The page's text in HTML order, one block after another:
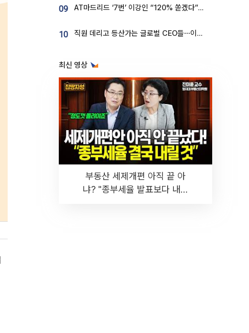
09 AT마드리드 ‘7번’ 이강인 “120% 쏟겠다”⋯시메오네 감독 “필요한 선수”
10 직원 데리고 등산가는 글로벌 CEO들⋯이유 있었네
최신 영상
부동산 세제개편 아직 끝 아
냐? "종부세율 발표보다 내릴